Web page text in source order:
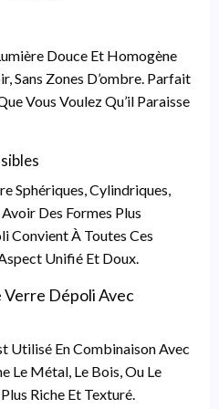
Douce Et Homogène
Sans Zones D’ombre. Parfait
Vous Voulez Qu’il Paraisse
Sphériques, Cylindriques,
Des Formes Plus
Convient À Toutes Ces
Unifié Et Doux.
Dépoli Avec
Utilisé En Combinaison Avec
Le Métal, Le Bois, Ou Le
Riche Et Texturé.